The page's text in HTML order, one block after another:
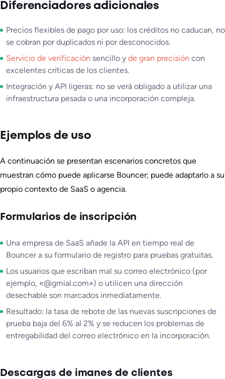
Diferenciadores adicionales
Precios flexibles de pago por uso: los créditos no caducan, no
se cobran por duplicados ni por desconocidos.
Servicio de verificación sencillo y de gran precisión con
excelentes críticas de los clientes.
Integración y API ligeras: no se verá obligado a utilizar una
infraestructura pesada o una incorporación compleja.
Ejemplos de uso
A continuación se presentan escenarios concretos que
muestran cómo puede aplicarse Bouncer; puede adaptarlo a su
propio contexto de SaaS o agencia.
Formularios de inscripción
Una empresa de SaaS añade la API en tiempo real de
Bouncer a su formulario de registro para pruebas gratuitas.
Los usuarios que escriban mal su correo electrónico (por
ejemplo, «@gmial.com») o utilicen una dirección
desechable son marcados inmediatamente.
Resultado: la tasa de rebote de las nuevas suscripciones de
prueba baja del 6% al 2% y se reducen los problemas de
entregabilidad del correo electrónico en la incorporación.
Descargas de imanes de clientes